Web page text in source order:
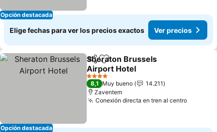
Opción destacada
Elige fechas para ver los precios exactos Ver precios
Opción destacada
CompartirAgregar a favoritos
Sheraton Brussels
Airport Hotel
4 Estrellas
8,1 Muy bueno
14.211
Zaventem
Conexión directa en tren al centro